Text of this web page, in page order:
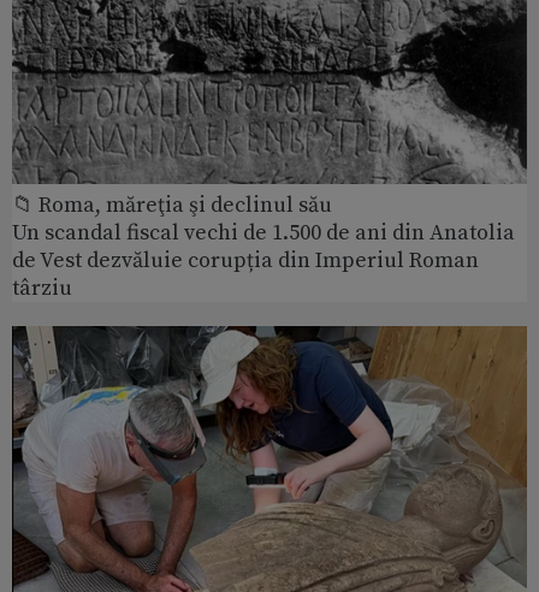
📁 Roma, măreţia şi declinul său
Un scandal fiscal vechi de 1.500 de ani din Anatolia
de Vest dezvăluie corupția din Imperiul Roman
târziu